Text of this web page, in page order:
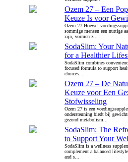
Ozem 27 – Een
Keuze Is voor
Ozem 27 Hoewel
sommige mensen een nuttige
zijn, vormen z...
SodaSlim: Your
for a Healthier
SodaSlim combines
focused formula to support
choices....
Ozem 27 – De
Keuze voor Een
Stofwisseling
Ozem 27 is een
ondersteuning biedt bij
gezond metabolism...
SodaSlim: The
to Support Your
SodaSlim is a wellness
complement a balanced
and s...